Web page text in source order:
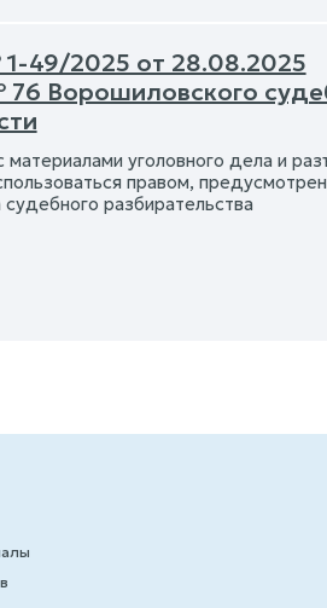
49/2025 от 28.08.2025
Ворошиловского
уголовного дела и
правом,
разбирательства